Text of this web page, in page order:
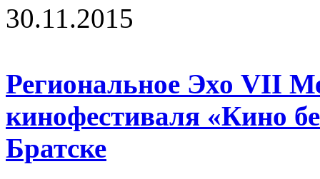
30.11.2015
Региональное Эхо VII
кинофестиваля «Кино
Братске